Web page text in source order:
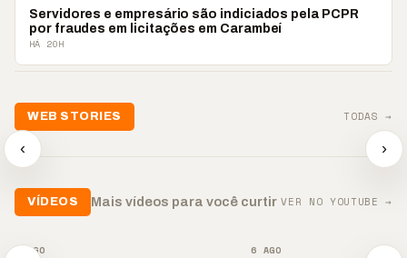
POLICIAL
Servidores e empresário são indiciados pela PCPR
por fraudes em licitações em Carambeí
HÁ 20H
WEB STORIES TODAS →
‹
📢 Noite de Louvor
chega com bênçãos e
oração
📢 Coral
Paulino
longo
›
VÍDEOS Mais vídeos para você curtir VER NO YOUTUBE →
5 AGO 6 AGO